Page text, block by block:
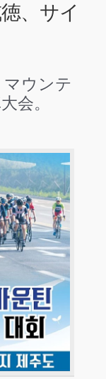
、サイ
ウンテ
会。